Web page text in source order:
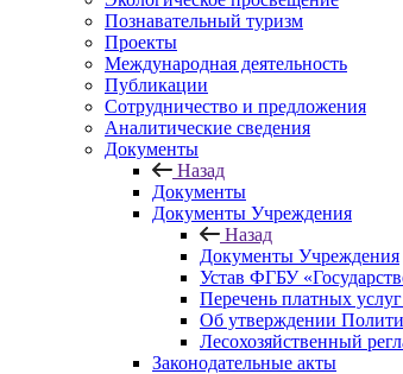
Познавательный туризм
Проекты
Международная деятельность
Публикации
Сотрудничество и предложения
Аналитические сведения
Документы
Назад
Документы
Документы Учреждения
Назад
Документы Учреждения
Устав ФГБУ
Перечень платных
Об утверждении
Лесохозяйственный
Законодательные акты